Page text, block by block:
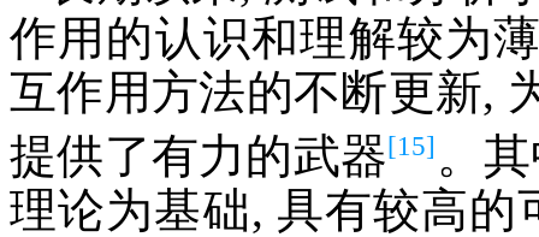
作用的认识和理解较为
互作用方法的不断更新,
提供了有力的武器[15] 。
理论为基础, 具有较高